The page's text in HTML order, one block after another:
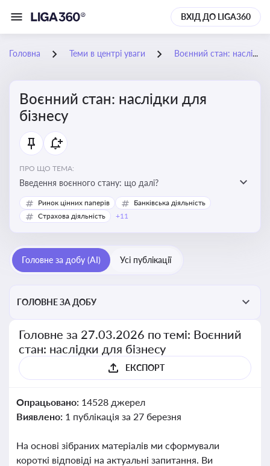
ВХІД ДО LIGA360
Головна Теми в центрі уваги Воєнний стан: наслідки для бізнесу
Воєнний стан: наслідки для
бізнесу
ПРО ЩО ТЕМА:
Введення воєнного стану: що далі?
Ринок цінних паперів
Банківська діяльність
Страхова діяльність
+11
Головне за добу (AI) Усі публікації
ГОЛОВНЕ ЗА ДОБУ
Головне за 27.03.2026 по темі: Воєнний
стан: наслідки для бізнесу
ЕКСПОРТ
Опрацьовано: 14528 джерел
Виявлено: 1 публікація за 27 березня
На основі зібраних матеріалів ми сформували
короткі відповіді на актуальні запитання. Ви